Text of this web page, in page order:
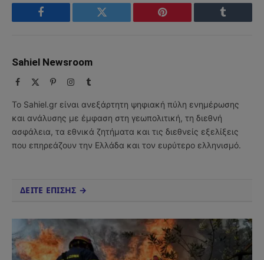
Facebook Twitter Pinterest Tumblr
Sahiel Newsroom
Facebook PinterestInstagram
Tumblr
Το Sahiel.gr είναι ανεξάρτητη ψηφιακή πύλη ενημέρωσης
και ανάλυσης με έμφαση στη γεωπολιτική, τη διεθνή
ασφάλεια, τα εθνικά ζητήματα και τις διεθνείς εξελίξεις
που επηρεάζουν την Ελλάδα και τον ευρύτερο ελληνισμό.
ΔΕΙΤΕ ΕΠΙΣΗΣ →